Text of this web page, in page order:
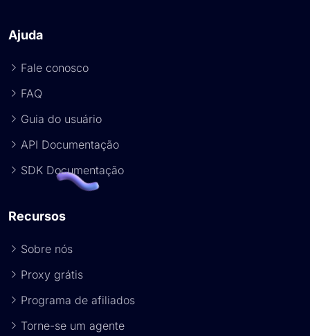
Ajuda
Fale conosco
FAQ
Guia do usuário
API Documentação
SDK Documentação
Recursos
Sobre nós
Proxy grátis
Programa de afiliados
Torne-se um agente